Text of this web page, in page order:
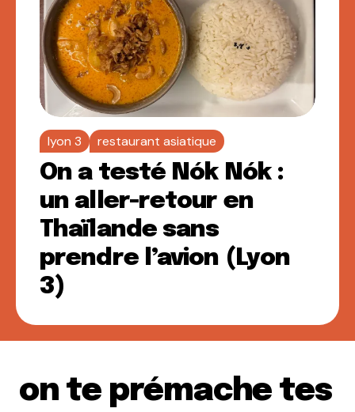
lyon 3 restaurant asiatique
On a testé Nók Nók :
un aller-retour en
Thaïlande sans
prendre l’avion (Lyon
3)
on te prémache tes